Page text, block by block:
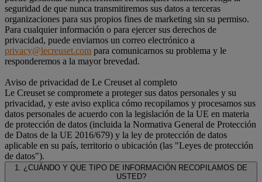
seguridad de que nunca transmitiremos sus datos a terceras
organizaciones para sus propios fines de marketing sin su permiso.
Para cualquier información o para ejercer sus derechos de
privacidad, puede enviarnos un correo electrónico a
privacy@lecreuset.com para comunicarnos su problema y le
responderemos a la mayor brevedad.
Aviso de privacidad de Le Creuset al completo
Le Creuset se compromete a proteger sus datos personales y su
privacidad, y este aviso explica cómo recopilamos y procesamos sus
datos personales de acuerdo con la legislación de la UE en materia
de protección de datos (incluida la Normativa General de Protección
de Datos de la UE 2016/679) y la ley de protección de datos
aplicable en su país, territorio o ubicación (las "Leyes de protección
de datos").
1. ¿CUÁNDO Y QUE TIPO DE INFORMACIÓN RECOPILAMOS DE
USTED?